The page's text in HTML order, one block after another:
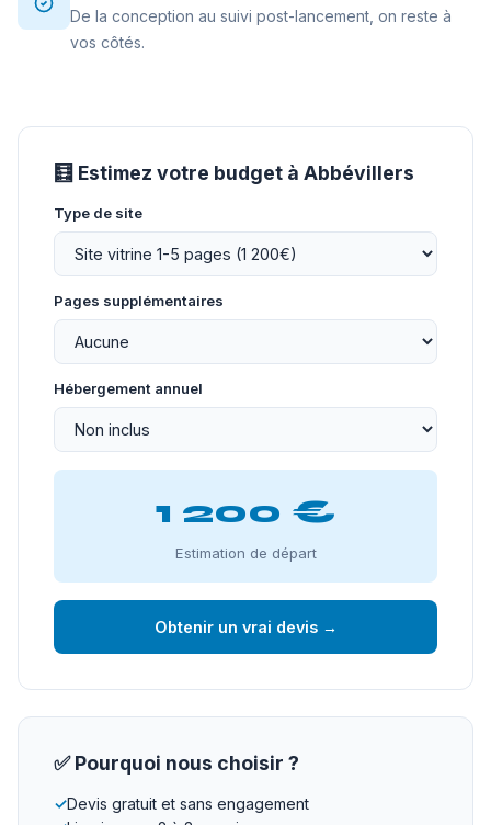
De la conception au suivi post-lancement, on reste à
vos côtés.
🧮 Estimez votre budget à Abbévillers
Type de site
Pages supplémentaires
Hébergement annuel
1 200 €
Estimation de départ
Obtenir un vrai devis →
✅ Pourquoi nous choisir ?
✓Devis gratuit et sans engagement